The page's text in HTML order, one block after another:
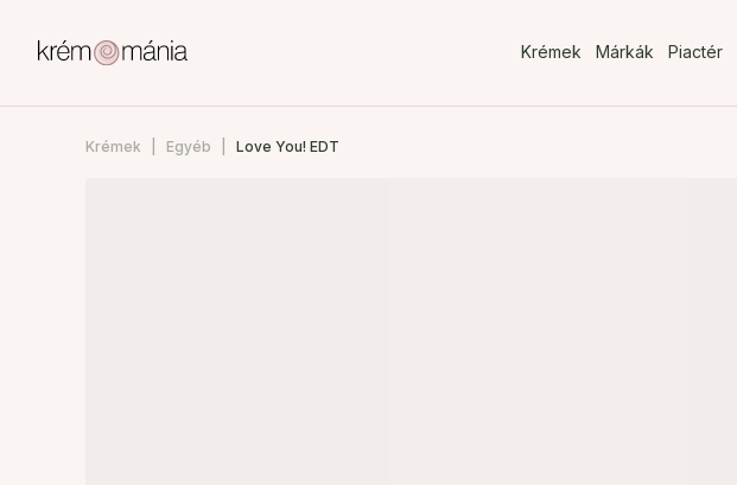
Krémek Márkák Piactér
Krémek Egyéb Love You! EDT